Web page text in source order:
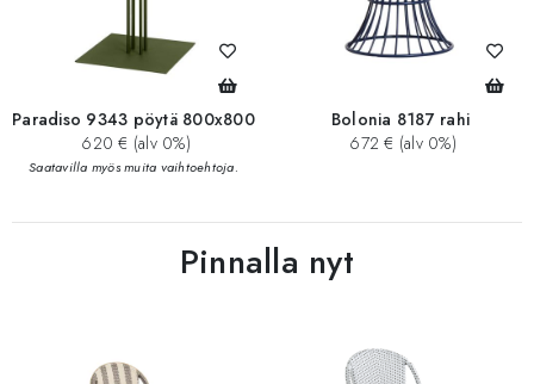
Paradiso 9343 pöytä 800x800
620 € (alv 0%)
Saatavilla myös muita vaihtoehtoja.
Bolonia 8187 rahi
672 € (alv 0%)
Pinnalla nyt